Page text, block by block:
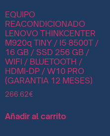
EQUIPO
REACONDICIONADO
LENOVO THINKCENTER
M920q TINY / I5 8500T /
16 GB / SSD 256 GB /
WIFI / BLUETOOTH /
HDMI-DP / W10 PRO
(GARANTIA 12 MESES)
266.62€
Añadir al carrito